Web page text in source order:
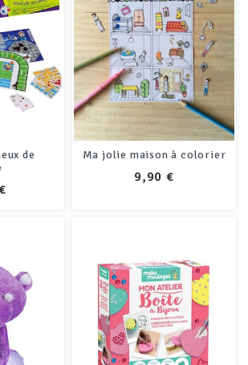
de
Ma jolie maison à colorier
PRIX
9,90 €